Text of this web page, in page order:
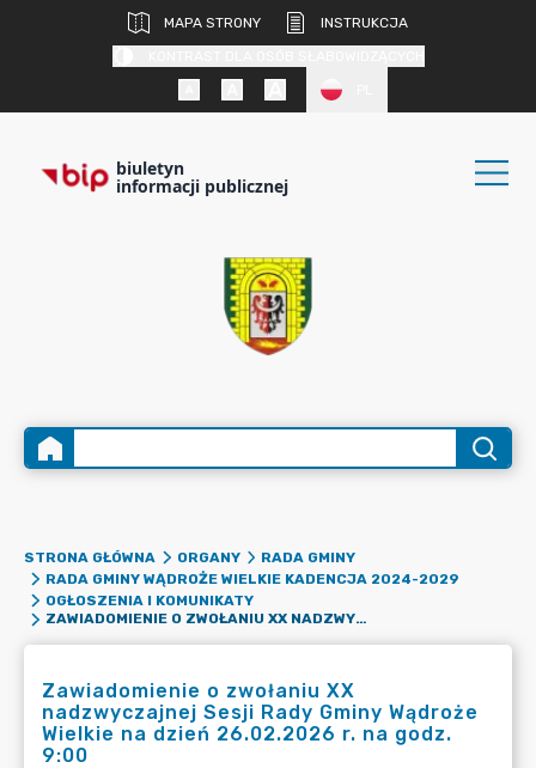
MAPA STRONY
INSTRUKCJA
biuletyn
informacji publicznej
STRONA GŁÓWNA ORGANY
RADA GMINY
RADA GMINY WĄDROŻE WIELKIE KADENCJA 2024-2029
OGŁOSZENIA I KOMUNIKATY
ZAWIADOMIENIE O ZWOŁANIU XX NADZWYCZAJNEJ SESJI RADY GMINY WĄDROŻE WIELKIE NA DZIEŃ 26.02.2026 R. NA GODZ. 9:00
Zawiadomienie o zwołaniu XX
nadzwyczajnej Sesji Rady Gminy Wądroże
Wielkie na dzień 26.02.2026 r. na godz.
9:00